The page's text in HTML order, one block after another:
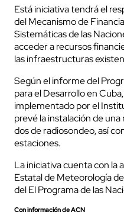
Está iniciativa tendrá el
del Mecanismo de
Sistemáticas de las
acceder a recursos
las infraestructuras
Según el informe del
para el Desarrollo en
implementado por el
prevé la instalación de
dos de radiosondeo, así
estaciones.
La iniciativa cuenta con la
Estatal de Meteorología
del El Programa de las
Con información de ACN